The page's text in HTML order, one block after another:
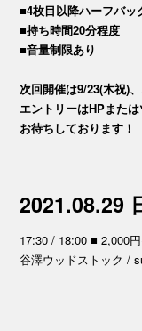
■4枚目以降ハーフバッ
■持ち時間20分程度
■音量制限あり
次回開催は9/23(木祝)
エントリーはHPまた
お待ちしております！
2021.08.29
17:30 / 18:00 ■ 2,000
谷澤ウッドストック /